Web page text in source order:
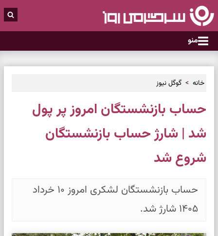
منو
خانه گوگل نیوز
حساب بازنشستگان امروز پر پول
شد | شارژ حساب بازنشستگان
شروع شد
حساب بازنشستگان لشکری امروز ۱۰ خرداد
۱۴۰۵ شارژ شد.